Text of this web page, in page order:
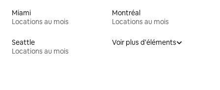
Miami
Locations au mois
Montréal
Locations au mois
Seattle
Locations au mois
Voir plus d'éléments